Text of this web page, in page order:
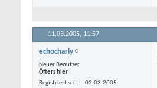
11.03.2005, 11:57
echocharly
Neuer Benutzer
Öfters hier
Registriert seit
02.03.2005